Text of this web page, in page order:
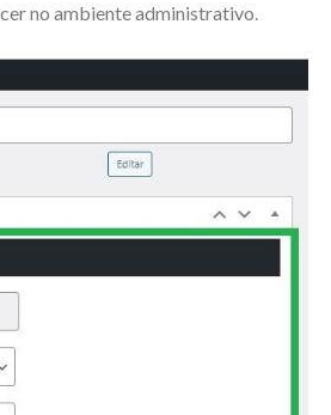
no ambiente administrativo.